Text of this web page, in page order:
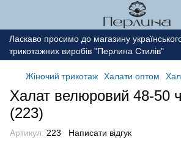
Ласкаво просимо до магазину
трикотажних виробів "Перлина Стилів"
Жіночий трикотаж Халати оптом
Халат велюровий 48-50
(223)
Артикул: 223 Написати відгук